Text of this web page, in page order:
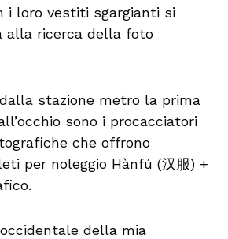
i loro vestiti sgargianti si
alla ricerca della foto
stazione metro la prima
sono i procacciatori
che offrono
per noleggio Hànfú (汉服) +
della mia